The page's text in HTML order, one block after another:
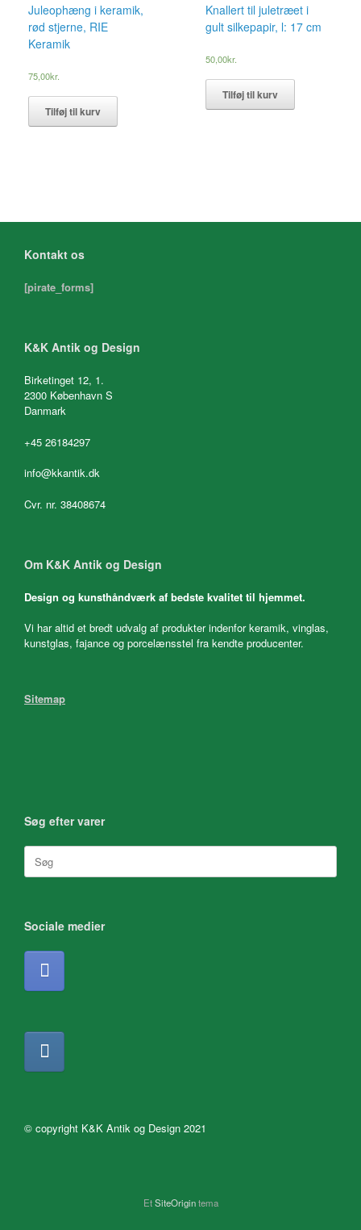
Juleophæng i keramik,
rød stjerne, RIE
Keramik
75,00kr.
Tilføj til kurv
Knallert til juletræet i
gult silkepapir, l: 17 cm
50,00kr.
Tilføj til kurv
Kontakt os
[pirate_forms]
K&K Antik og Design
Birketinget 12, 1.
2300 København S
Danmark
+45 26184297
info@kkantik.dk
Cvr. nr. 38408674
Om K&K Antik og Design
Design og kunsthåndværk af bedste kvalitet til hjemmet.
Vi har altid et bredt udvalg af produkter indenfor keramik, vinglas,
kunstglas, fajance og porcelænsstel fra kendte producenter.
Sitemap
Søg efter varer
efter:
Sociale medier
© copyright K&K Antik og Design 2021
EtSiteOrigintema